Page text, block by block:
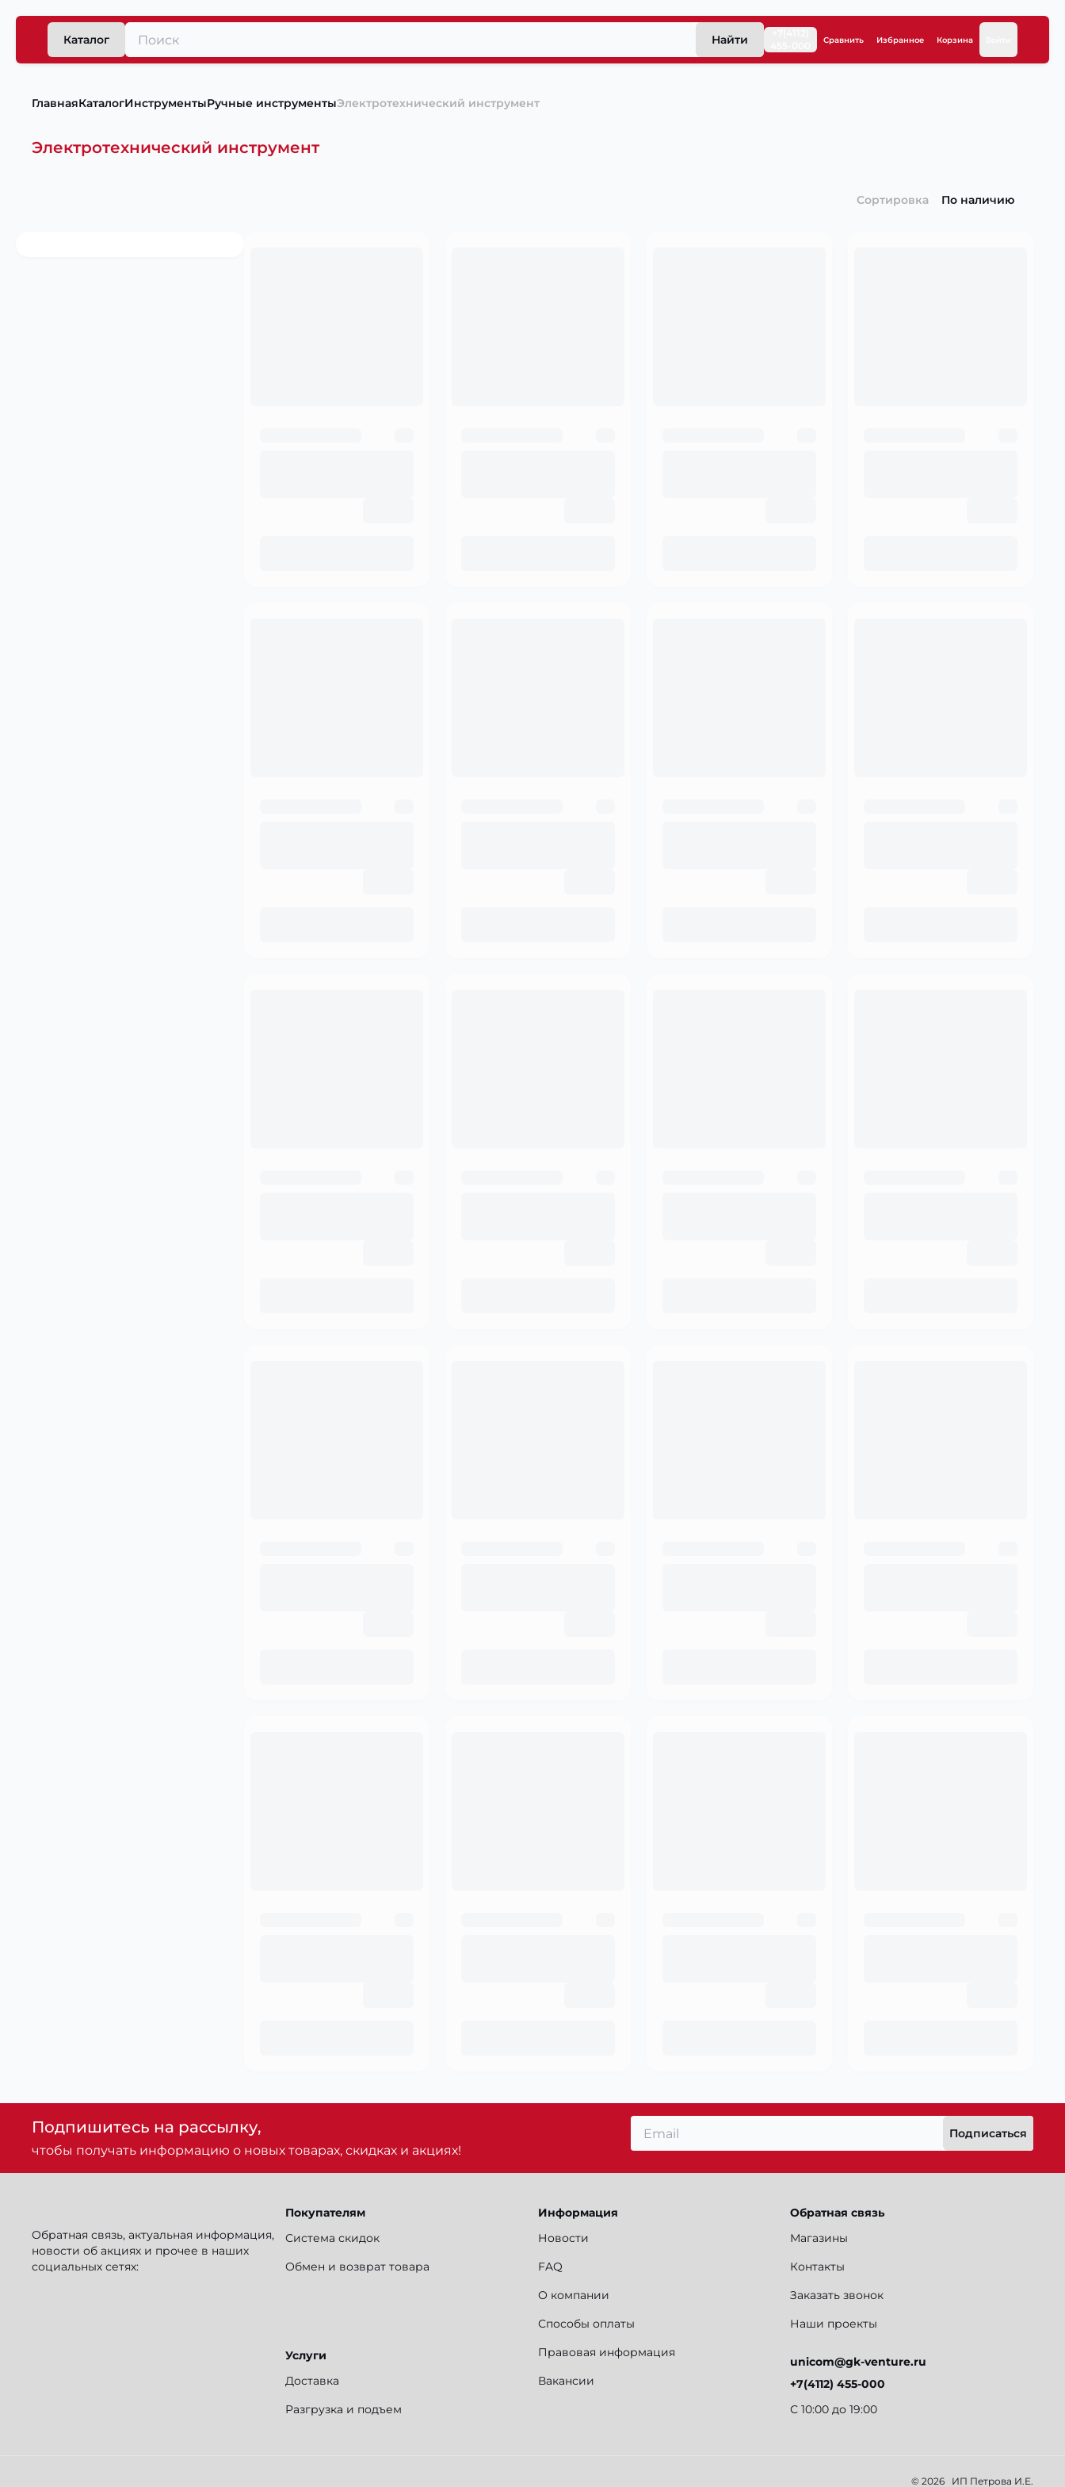
Каталог Найти Сравнить Избранное Корзина
ГлавнаяКаталогИнструментыРучные инструментыЭлектротехнический инструмент
Электротехнический инструмент
Сортировка По наличию
Подпишитесь на рассылку,
чтобы получать информацию о новых товарах, скидках и акциях!
Подписаться
Обратная связь, актуальная информация,
новости об акциях и прочее в наших
социальных сетях:
Покупателям
Система скидок
Обмен и возврат товара
Услуги
Доставка
Разгрузка и подъем
Информация
Новости
FAQ
О компании
Способы оплаты
Правовая информация
Вакансии
Обратная связь
Магазины
Контакты
Заказать звонок
Наши проекты
unicom@gk-venture.ru
+7(4112) 455-000
С 10:00 до 19:00
© 2026 ИП Петрова И.Е.